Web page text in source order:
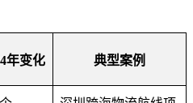
年变化 典型案例